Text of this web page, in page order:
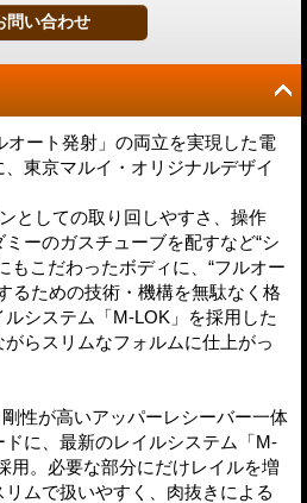
オート発射」の両立を実現した電
東京マルイ・オリジナルデザイ
としての取り回しやすさ、操作
ーのガスチューブを配すなど“シ
もこだわったボディに、“フルオー
るための技術・機構を無駄なく格
システム「M-LOK」を採用した
らスリムなフォルムに仕上がっ
性が高いアッパーレシーバー一体
に、最新のレイルシステム「M-
用。必要な部分にだけレイルを増
ムで扱いやすく、肉抜きによる